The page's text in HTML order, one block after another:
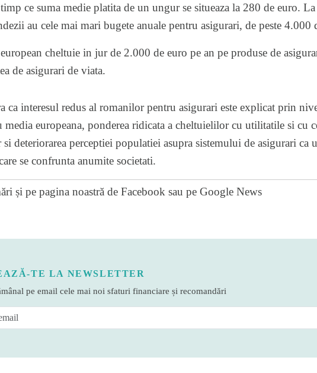
ce suma medie platita de un ungur se situeaza la 280 de euro.
au cele mai mari bugete anuale pentru asigurari, de peste 4.000
cheltuie in jur de 2.000 de euro pe an pe produse de
de asigurari de viata.
ca interesul redus al romanilor pentru asigurari este explicat prin
media europeana, ponderea ridicata a cheltuielilor cu utilitatile si cu
si deteriorarea perceptiei populatiei asupra sistemului de asigurari ca
se confrunta anumite societati.
și pe pagina noastră de Facebook sau pe Google News
TE LA NEWSLETTER
pe email cele mai noi sfaturi financiare și recomandări